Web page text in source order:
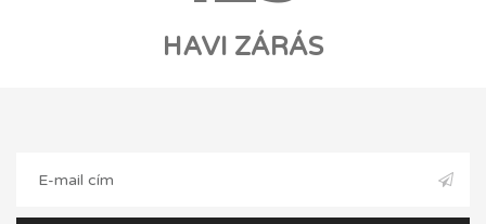
HAVI ZÁRÁS